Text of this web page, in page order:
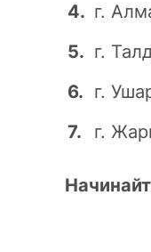
г.
г.
г.
г.